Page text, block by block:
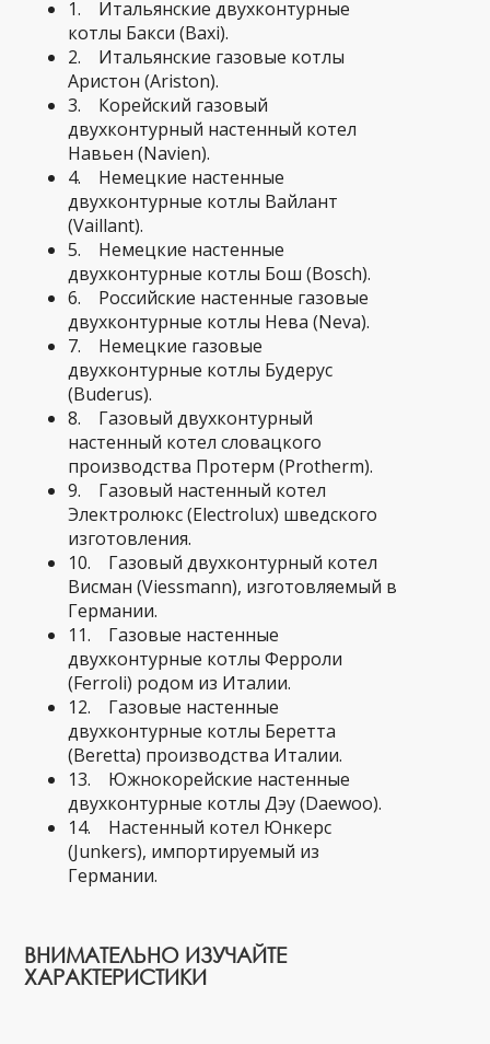
1. Итальянские двухконтурные
котлы Бакси (Baxi).
2. Итальянские газовые котлы
Аристон (Ariston).
3. Корейский газовый
двухконтурный настенный котел
Навьен (Navien).
4. Немецкие настенные
двухконтурные котлы Вайлант
(Vaillant).
5. Немецкие настенные
двухконтурные котлы Бош (Bosch).
6. Российские настенные газовые
двухконтурные котлы Нева (Neva).
7. Немецкие газовые
двухконтурные котлы Будерус
(Buderus).
8. Газовый двухконтурный
настенный котел словацкого
производства Протерм (Protherm).
9. Газовый настенный котел
Электролюкс (Electrolux) шведского
изготовления.
10. Газовый двухконтурный котел
Висман (Viessmann), изготовляемый в
Германии.
11. Газовые настенные
двухконтурные котлы Ферроли
(Ferroli) родом из Италии.
12. Газовые настенные
двухконтурные котлы Беретта
(Beretta) производства Италии.
13. Южнокорейские настенные
двухконтурные котлы Дэу (Daewoo).
14. Настенный котел Юнкерс
(Junkers), импортируемый из
Германии.
ВНИМАТЕЛЬНО ИЗУЧАЙТЕ
ХАРАКТЕРИСТИКИ